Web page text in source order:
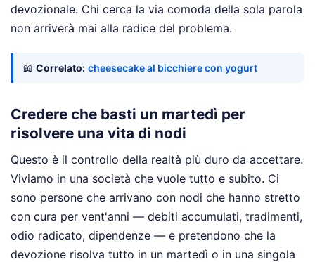
devozionale. Chi cerca la via comoda della sola parola
non arriverà mai alla radice del problema.
📖 Correlato: cheesecake al bicchiere con yogurt
Credere che basti un martedì per
risolvere una vita di nodi
Questo è il controllo della realtà più duro da accettare.
Viviamo in una società che vuole tutto e subito. Ci
sono persone che arrivano con nodi che hanno stretto
con cura per vent'anni — debiti accumulati, tradimenti,
odio radicato, dipendenze — e pretendono che la
devozione risolva tutto in un martedì o in una singola